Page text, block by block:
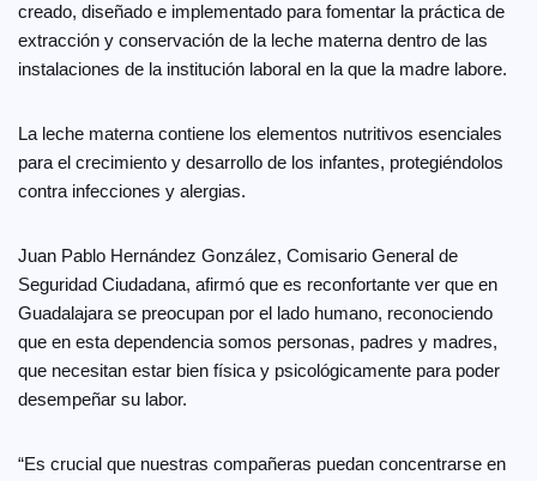
creado, diseñado e implementado para fomentar la práctica de
extracción y conservación de la leche materna dentro de las
instalaciones de la institución laboral en la que la madre labore.
La leche materna contiene los elementos nutritivos esenciales
para el crecimiento y desarrollo de los infantes, protegiéndolos
contra infecciones y alergias.
Juan Pablo Hernández González, Comisario General de
Seguridad Ciudadana, afirmó que es reconfortante ver que en
Guadalajara se preocupan por el lado humano, reconociendo
que en esta dependencia somos personas, padres y madres,
que necesitan estar bien física y psicológicamente para poder
desempeñar su labor.
“Es crucial que nuestras compañeras puedan concentrarse en